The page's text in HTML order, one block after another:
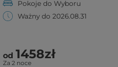
Pokoje do Wyboru
Ważny do 2026.08.31
od 1458zł
Za 2 noce